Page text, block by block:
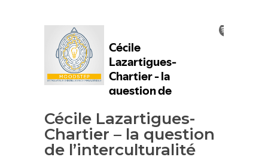
Cécile Lazartigues-
Chartier – la question
de l’interculturalité